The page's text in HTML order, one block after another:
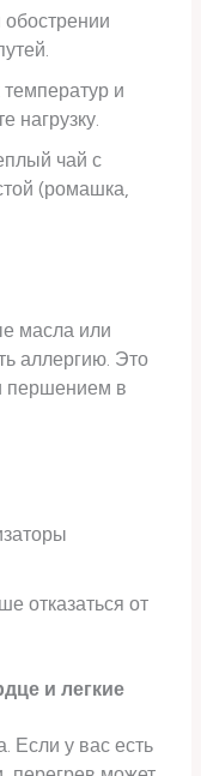
обострении
и
нагрузку.
чай с
(ромашка,
масла или
аллергию. Это
першением в
отказаться от
и легкие
Если у вас есть